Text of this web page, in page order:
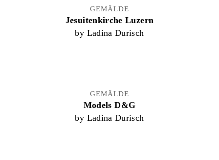
GEMÄLDE
Jesuitenkirche Luzern
by Ladina Durisch
GEMÄLDE
Models D&G
by Ladina Durisch